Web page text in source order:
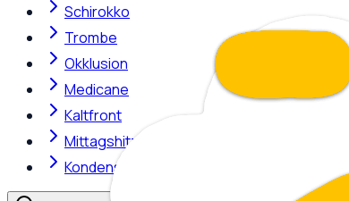
Schirokko
Trombe
Okklusion
Medicane
Kaltfront
Mittagshitze
Kondensstreifen